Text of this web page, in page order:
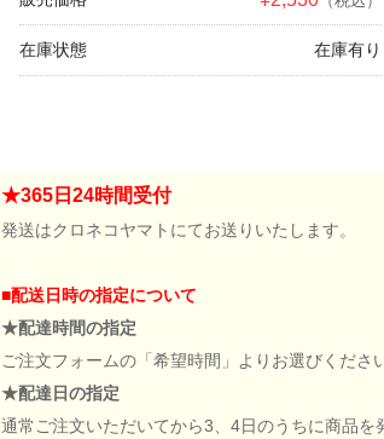
在庫状態 在庫有り
★365日24時間受付
発送はクロネコヤマトにてお送りいたします。
■配送日時の指定について
★配達時間の指定
ご注文フォームの「希望時間」よりお選びくださ
★配達日の指定
通常ご注文いただいてから3、4日のうちに商品